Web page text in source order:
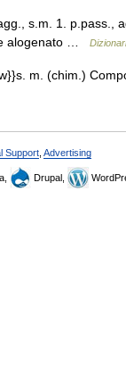
s.m. 1.
alogenato …
m. (chim.)
Support Advertising
Drupal,